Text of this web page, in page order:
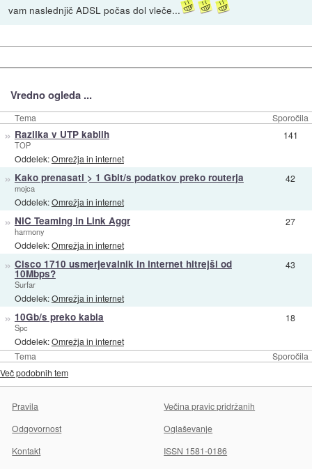
vam naslednjič ADSL počas dol vleče...
Vredno ogleda ...
Tema Sporočila
Tema Sporočila
» Razlika v UTP kablih
TOP
Oddelek:Omrežja in internet
141
» Kako prenasati > 1 Gbit/s podatkov preko routerja
mojca
Oddelek:Omrežja in internet
42
» NIC Teaming in Link Aggr
harmony
Oddelek:Omrežja in internet
27
» Cisco 1710 usmerjevalnik in internet hitrejši od
10Mbps?
Surfar
Oddelek:Omrežja in internet
43
» 10Gb/s preko kabla
Spc
Oddelek:Omrežja in internet
18
Več podobnih tem
Pravila
Večina pravic pridržanih
Odgovornost
Oglaševanje
Kontakt
ISSN 1581-0186